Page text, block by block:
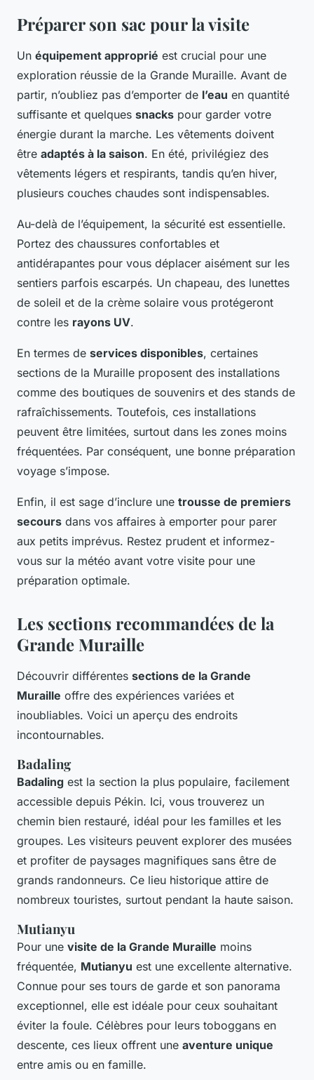
Préparer son sac pour la visite
Un équipement approprié est crucial pour une
exploration réussie de la Grande Muraille. Avant de
partir, n’oubliez pas d’emporter de l’eau en quantité
suffisante et quelques snacks pour garder votre
énergie durant la marche. Les vêtements doivent
être adaptés à la saison. En été, privilégiez des
vêtements légers et respirants, tandis qu’en hiver,
plusieurs couches chaudes sont indispensables.
Au-delà de l’équipement, la sécurité est essentielle.
Portez des chaussures confortables et
antidérapantes pour vous déplacer aisément sur les
sentiers parfois escarpés. Un chapeau, des lunettes
de soleil et de la crème solaire vous protégeront
contre les rayons UV.
En termes de services disponibles, certaines
sections de la Muraille proposent des installations
comme des boutiques de souvenirs et des stands de
rafraîchissements. Toutefois, ces installations
peuvent être limitées, surtout dans les zones moins
fréquentées. Par conséquent, une bonne préparation
voyage s’impose.
Enfin, il est sage d’inclure une trousse de premiers
secours dans vos affaires à emporter pour parer
aux petits imprévus. Restez prudent et informez-
vous sur la météo avant votre visite pour une
préparation optimale.
Les sections recommandées de la
Grande Muraille
Découvrir différentes sections de la Grande
Muraille offre des expériences variées et
inoubliables. Voici un aperçu des endroits
incontournables.
Badaling
Badaling est la section la plus populaire, facilement
accessible depuis Pékin. Ici, vous trouverez un
chemin bien restauré, idéal pour les familles et les
groupes. Les visiteurs peuvent explorer des musées
et profiter de paysages magnifiques sans être de
grands randonneurs. Ce lieu historique attire de
nombreux touristes, surtout pendant la haute saison.
Mutianyu
Pour une visite de la Grande Muraille moins
fréquentée, Mutianyu est une excellente alternative.
Connue pour ses tours de garde et son panorama
exceptionnel, elle est idéale pour ceux souhaitant
éviter la foule. Célèbres pour leurs toboggans en
descente, ces lieux offrent une aventure unique
entre amis ou en famille.